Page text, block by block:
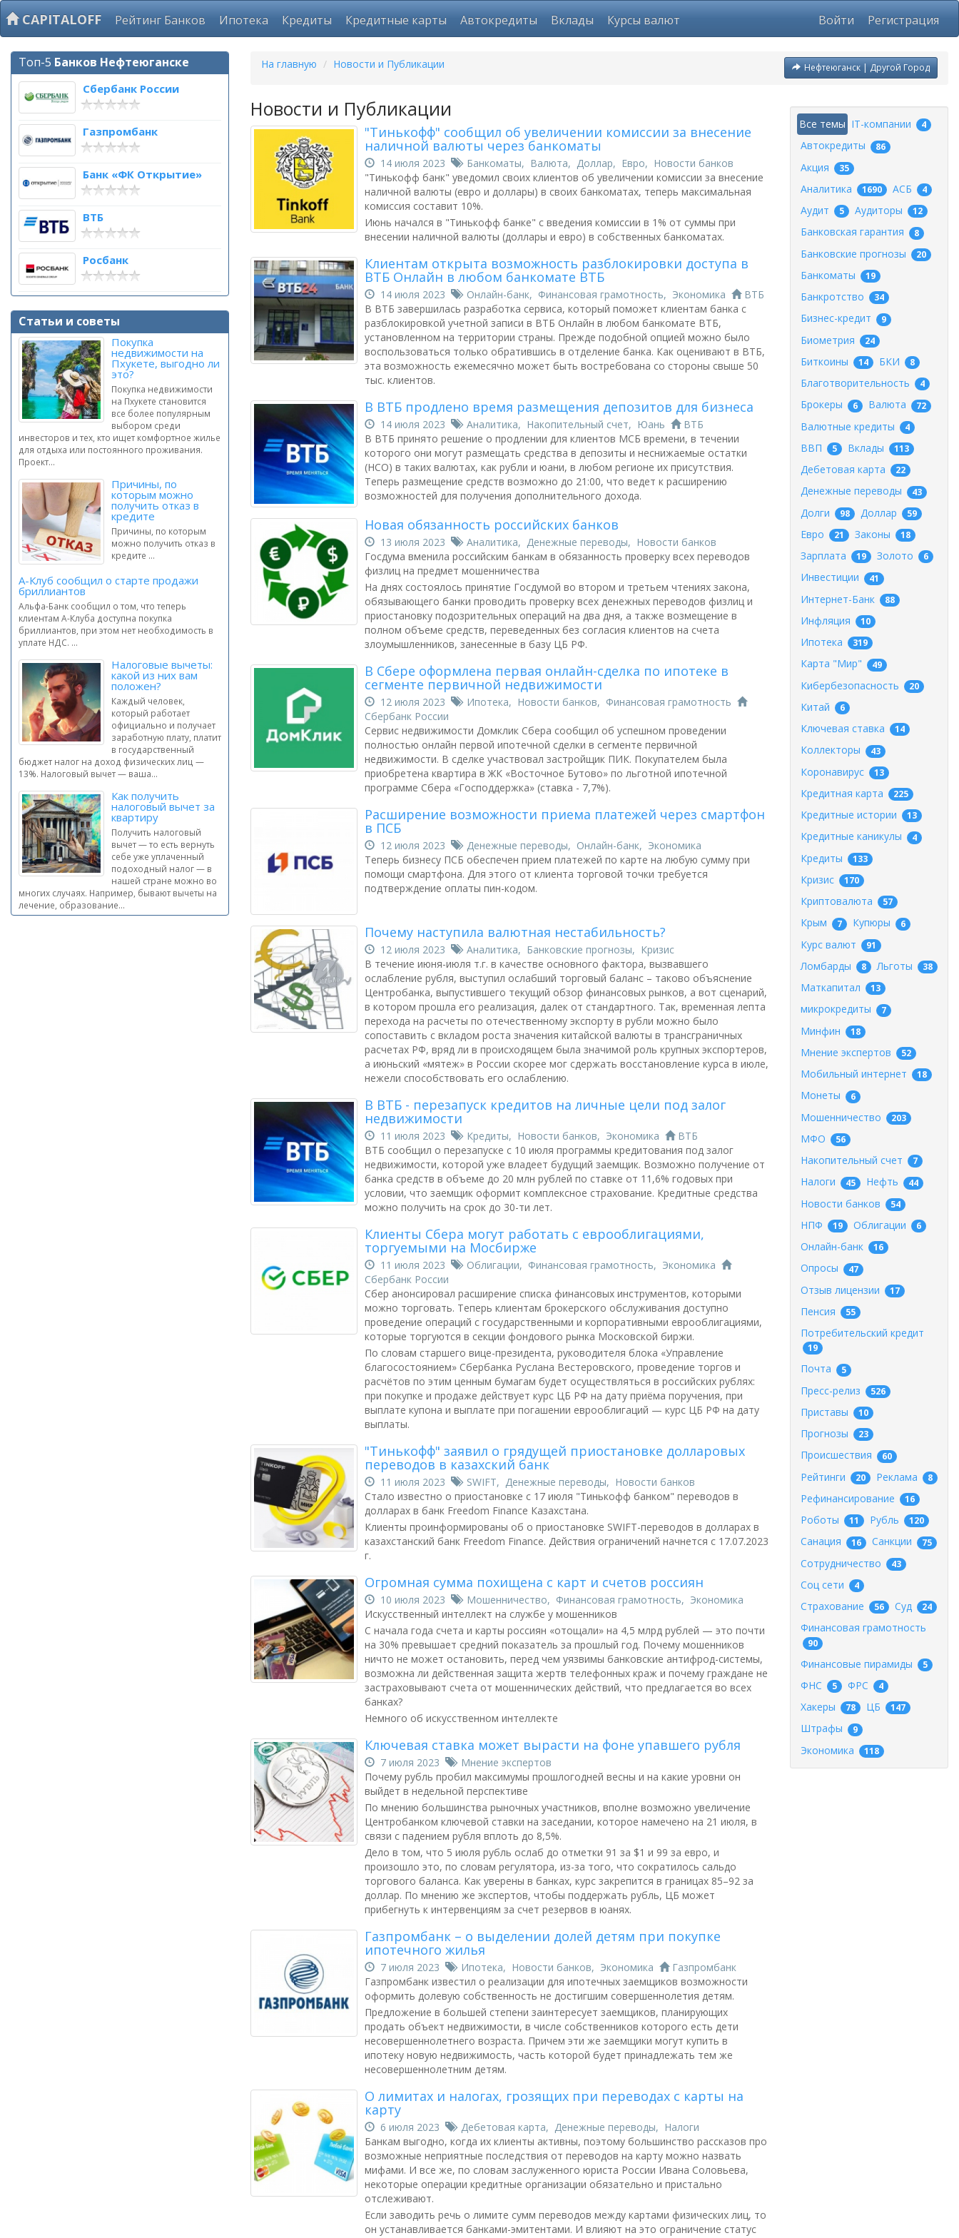
CAPITALOFF Рейтинг Банков Ипотека Кредиты Кредитные карты Автокредиты Вклады Курсы валют Войти Регистрация
Топ-5 Банков Нефтеюганске
Сбербанк России
Газпромбанк
Банк «ФК Открытие»
ВТБ
Росбанк
Статьи и советы
Покупка
недвижимости на
Пхукете, выгодно ли
это?
Покупка недвижимости
на Пхукете становится
все более популярным
выбором среди
инвесторов и тех, кто ищет комфортное жилье
для отдыха или постоянного проживания.
Проект...
Причины, по
которым можно
получить отказ в
кредите
Причины, по которым
можно получить отказ в
кредите ...
А-Клуб сообщил о старте продажи
бриллиантов
Альфа-Банк сообщил о том, что теперь
клиентам А-Клуба доступна покупка
бриллиантов, при этом нет необходимость в
уплате НДС. ...
Налоговые вычеты:
какой из них вам
положен?
Каждый человек,
который работает
официально и получает
заработную плату, платит
в государственный
бюджет налог на доход физических лиц —
13%. Налоговый вычет — ваша...
Как получить
налоговый вычет за
квартиру
Получить налоговый
вычет — то есть вернуть
себе уже уплаченный
подоходный налог — в
нашей стране можно во
многих случаях. Например, бывают вычеты на
лечение, образование...
Нефтеюганск | Другой Город
На главную / Новости и Публикации
Новости и Публикации
"Тинькофф" сообщил об увеличении комиссии за внесение
наличной валюты через банкоматы
14 июля 2023 Банкоматы, Валюта, Доллар, Евро, Новости банков
"Тинькофф банк" уведомил своих клиентов об увеличении комиссии за внесение
наличной валюты (евро и доллары) в своих банкоматах, теперь максимальная
комиссия составит 10%.
Июнь начался в "Тинькофф банке" с введения комиссии в 1% от суммы при
внесении наличной валюты (доллары и евро) в собственных банкоматах.
Клиентам открыта возможность разблокировки доступа в
ВТБ Онлайн в любом банкомате ВТБ
14 июля 2023 Онлайн-банк, Финансовая грамотность, Экономика
ВТБ
В ВТБ завершилась разработка сервиса, который поможет клиентам банка с
разблокировкой учетной записи в ВТБ Онлайн в любом банкомате ВТБ,
установленном на территории страны. Прежде подобной опцией можно было
воспользоваться только обратившись в отделение банка. Как оценивают в ВТБ,
эта возможность ежемесячно может быть востребована со стороны свыше 50
тыс. клиентов.
В ВТБ продлено время размещения депозитов для бизнеса
14 июля 2023 Аналитика, Накопительный счет, Юань
ВТБ
В ВТБ принято решение о продлении для клиентов МСБ времени, в течении
которого они могут размещать средства в депозиты и неснижаемые остатки
(НСО) в таких валютах, как рубли и юани, в любом регионе их присутствия.
Теперь размещение средств возможно до 21:00, что ведет к расширению
возможностей для получения дополнительного дохода.
Новая обязанность российских банков
13 июля 2023 Аналитика, Денежные переводы, Новости банков
Госдума вменила российским банкам в обязанность проверку всех переводов
физлиц на предмет мошенничества
На днях состоялось принятие Госдумой во втором и третьем чтениях закона,
обязывающего банки проводить проверку всех денежных переводов физлиц и
приостановку подозрительных операций на два дня, а также возмещение в
полном объеме средств, переведенных без согласия клиентов на счета
злоумышленников, занесенные в базу ЦБ РФ.
В Сбере оформлена первая онлайн-сделка по ипотеке в
сегменте первичной недвижимости
12 июля 2023 Ипотека, Новости банков, Финансовая грамотность
Сбербанк России
Сервис недвижимости Домклик Сбера сообщил об успешном проведении
полностью онлайн первой ипотечной сделки в сегменте первичной
недвижимости. В сделке участвовал застройщик ПИК. Покупателем была
приобретена квартира в ЖК «Восточное Бутово» по льготной ипотечной
программе Сбера «Господдержка» (ставка - 7,7%).
Расширение возможности приема платежей через смартфон
в ПСБ
12 июля 2023 Денежные переводы, Онлайн-банк, Экономика
Теперь бизнесу ПСБ обеспечен прием платежей по карте на любую сумму при
помощи смартфона. Для этого от клиента торговой точки требуется
подтверждение оплаты пин-кодом.
Почему наступила валютная нестабильность?
12 июля 2023 Аналитика, Банковские прогнозы, Кризис
В течение июня-июля т.г. в качестве основного фактора, вызвавшего
ослабление рубля, выступил ослабший торговый баланс – таково объяснение
Центробанка, выпустившего текущий обзор финансовых рынков, а вот сценарий,
в котором прошла его реализация, далек от стандартного. Так, временная лепта
перехода на расчеты по отечественному экспорту в рубли можно было
сопоставить с вкладом роста значения китайской валюты в трансграничных
расчетах РФ, вряд ли в происходящем была значимой роль крупных экспортеров,
а июньский «мятеж» в России скорее мог сдержать восстановление курса в июле,
нежели способствовать его ослаблению.
В ВТБ - перезапуск кредитов на личные цели под залог
недвижимости
11 июля 2023 Кредиты, Новости банков, Экономика
ВТБ
ВТБ сообщил о перезапуске с 10 июля программы кредитования под залог
недвижимости, которой уже владеет будущий заемщик. Возможно получение от
банка средств в объеме до 20 млн рублей по ставке от 11,6% годовых при
условии, что заемщик оформит комплексное страхование. Кредитные средства
можно получить на срок до 30-ти лет.
Клиенты Сбера могут работать с еврооблигациями,
торгуемыми на Мосбирже
11 июля 2023 Облигации, Финансовая грамотность, Экономика
Сбербанк России
Сбер анонсировал расширение списка финансовых инструментов, которыми
можно торговать. Теперь клиентам брокерского обслуживания доступно
проведение операций с государственными и корпоративными еврооблигациями,
которые торгуются в секции фондового рынка Московской биржи.
По словам старшего вице-президента, руководителя блока «Управление
благосостоянием» Сбербанка Руслана Вестеровского, проведение торгов и
расчётов по этим ценным бумагам будет осуществляться в российских рублях:
при покупке и продаже действует курс ЦБ РФ на дату приёма поручения, при
выплате купона и выплате при погашении еврооблигаций — курс ЦБ РФ на дату
выплаты.
"Тинькофф" заявил о грядущей приостановке долларовых
переводов в казахский банк
11 июля 2023 SWIFT, Денежные переводы, Новости банков
Стало известно о приостановке с 17 июля "Тинькофф банком" переводов в
долларах в банк Freedom Finance Казахстана.
Клиенты проинформированы об о приостановке SWIFT-переводов в долларах в
казахстанский банк Freedom Finance. Действия ограничений начнется с 17.07.2023
г.
Огромная сумма похищена с карт и счетов россиян
10 июля 2023 Мошенничество, Финансовая грамотность, Экономика
Искусственный интеллект на службе у мошенников
С начала года счета и карты россиян «отощали» на 4,5 млрд рублей — это почти
на 30% превышает средний показатель за прошлый год. Почему мошенников
ничто не может остановить, перед чем уязвимы банковские антифрод-системы,
возможна ли действенная защита жертв телефонных краж и почему граждане не
застраховывают счета от мошеннических действий, что предлагается во всех
банках?
Немного об искусственном интеллекте
Ключевая ставка может вырасти на фоне упавшего рубля
7 июля 2023
Мнение экспертов
Почему рубль пробил максимумы прошлогодней весны и на какие уровни он
выйдет в недельной перспективе
По мнению большинства рыночных участников, вполне возможно увеличение
Центробанком ключевой ставки на заседании, которое намечено на 21 июля, в
связи с падением рубля вплоть до 8,5%.
Дело в том, что 5 июля рубль ослаб до отметки 91 за $1 и 99 за евро, и
произошло это, по словам регулятора, из-за того, что сократилось сальдо
торгового баланса. Как уверены в банках, курс закрепится в границах 85–92 за
доллар. По мнению же экспертов, чтобы поддержать рубль, ЦБ может
прибегнуть к интервенциям за счет резервов в юанях.
Газпромбанк – о выделении долей детям при покупке
ипотечного жилья
7 июля 2023 Ипотека, Новости банков, Экономика
Газпромбанк
Газпромбанк известил о реализации для ипотечных заемщиков возможности
оформить долевую собственность не достигшим совершеннолетия детям.
Предложение в большей степени заинтересует заемщиков, планирующих
продать объект недвижимости, в числе собственников которого есть дети
несовершеннолетнего возраста. Причем эти же заемщики могут купить в
ипотеку новую недвижимость, часть которой будет принадлежать тем же
несовершеннолетним детям.
О лимитах и налогах, грозящих при переводах с карты на
карту
6 июля 2023 Дебетовая карта, Денежные переводы, Налоги
Банкам выгодно, когда их клиенты активны, поэтому большинство рассказов про
возможные неприятные последствия от переводов на карту можно назвать
мифами. И все же, по словам заслуженного юриста России Ивана Соловьева,
некоторые операции кредитные организации обязательно и пристально
отслеживают.
Если заводить речь о лимите сумм переводов между картами физических лиц, то
он устанавливается банками-эмитентами. И влияют на это ограничение статус
Все темы IT-компании 4
Автокредиты 86
Акция 35
Аналитика 1690 АСБ 4
Аудит 5 Аудиторы 12
Банковская гарантия 8
Банковские прогнозы 20
Банкоматы 19
Банкротство 34
Бизнес-кредит 9
Биометрия 24
Биткоины 14 БКИ 8
Благотворительность 4
Брокеры 6 Валюта 72
Валютные кредиты 4
ВВП 5 Вклады 113
Дебетовая карта 22
Денежные переводы 43
Долги 98 Доллар 59
Евро 21 Законы 18
Зарплата 19 Золото 6
Инвестиции 41
Интернет-Банк 88
Инфляция 10
Ипотека 319
Карта "Мир" 49
Кибербезопасность 20
Китай 6
Ключевая ставка 14
Коллекторы 43
Коронавирус 13
Кредитная карта 225
Кредитные истории 13
Кредитные каникулы 4
Кредиты 133
Кризис 170
Криптовалюта 57
Крым 7 Купюры 6
Курс валют 91
Ломбарды 8 Льготы 38
Маткапитал 13
микрокредиты 7
Минфин 18
Мнение экспертов 52
Мобильный интернет 18
Монеты 6
Мошенничество 203
МФО 56
Накопительный счет 7
Налоги 45 Нефть 44
Новости банков 54
НПФ 19 Облигации 6
Онлайн-банк 16
Опросы 47
Отзыв лицензии 17
Пенсия 55
Потребительский кредит
19
Почта 5
Пресс-релиз 526
Приставы 10
Прогнозы 23
Происшествия 60
Рейтинги 20 Реклама 8
Рефинансирование 16
Роботы 11 Рубль 120
Санация 16 Санкции 75
Сотрудничество 43
Соц сети 4
Страхование 56 Суд 24
Финансовая грамотность
90
Финансовые пирамиды 5
ФНС 5 ФРС 4
Хакеры 78 ЦБ 147
Штрафы 9
Экономика 118